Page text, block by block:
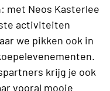
met Neos Kasterlee
activiteiten
we pikken ook in
krijg je ook
vooral mooie